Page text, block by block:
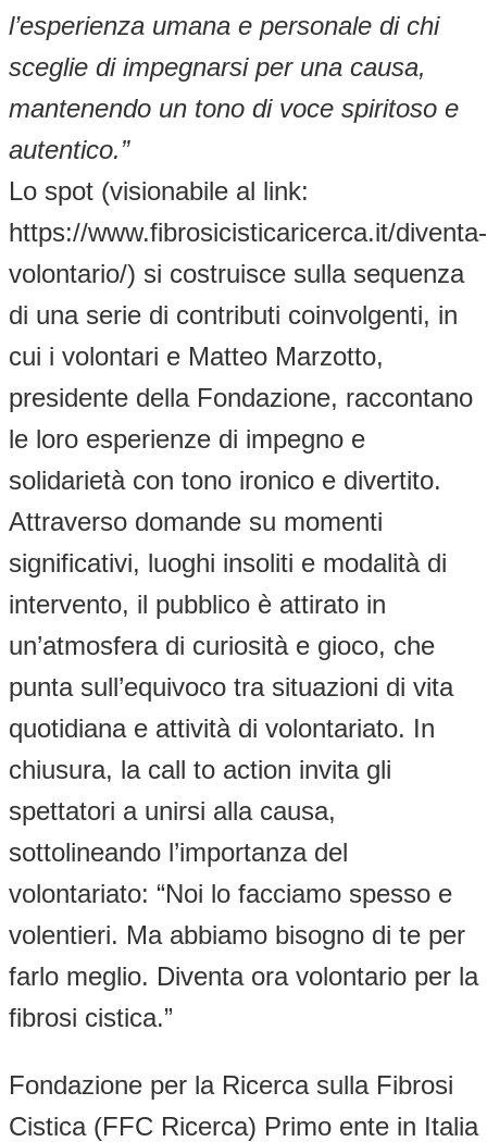
l’esperienza umana e personale di chi
sceglie di impegnarsi per una causa,
mantenendo un tono di voce spiritoso e
autentico.”
Lo spot (visionabile al link:
https://www.fibrosicisticaricerca.it/diventa-
volontario/) si costruisce sulla sequenza
di una serie di contributi coinvolgenti, in
cui i volontari e Matteo Marzotto,
presidente della Fondazione, raccontano
le loro esperienze di impegno e
solidarietà con tono ironico e divertito.
Attraverso domande su momenti
significativi, luoghi insoliti e modalità di
intervento, il pubblico è attirato in
un’atmosfera di curiosità e gioco, che
punta sull’equivoco tra situazioni di vita
quotidiana e attività di volontariato. In
chiusura, la call to action invita gli
spettatori a unirsi alla causa,
sottolineando l’importanza del
volontariato: “Noi lo facciamo spesso e
volentieri. Ma abbiamo bisogno di te per
farlo meglio. Diventa ora volontario per la
fibrosi cistica.”
Fondazione per la Ricerca sulla Fibrosi
Cistica (FFC Ricerca) Primo ente in Italia